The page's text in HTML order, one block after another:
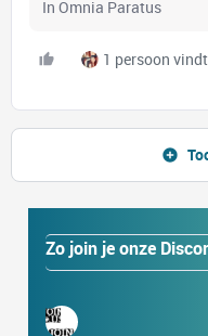
In Omnia Paratus
1 persoon
Zo join je onze